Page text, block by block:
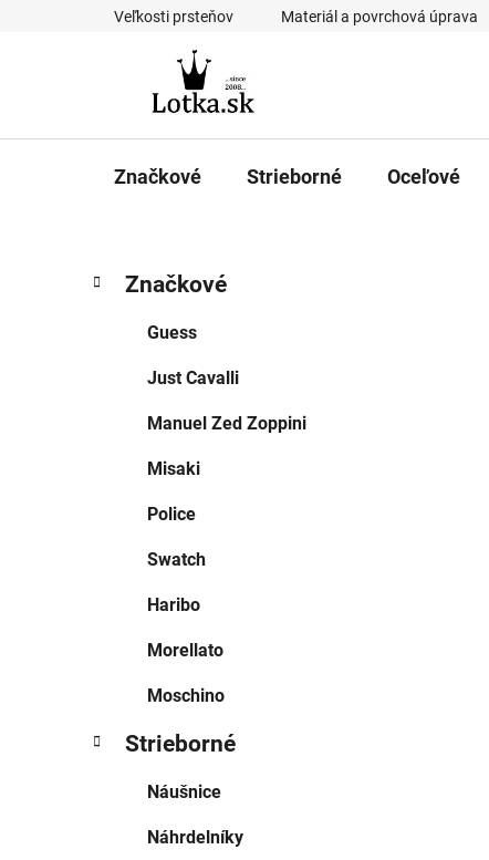
Veľkosti prsteňov Materiál a povrchová úprava
Značkové Strieborné Oceľové
B
kategórie
a
Značkové
Guess
Just Cavalli
Manuel Zed Zoppini
Misaki
Police
Swatch
Haribo
Morellato
Moschino
Strieborné
Náušnice
Náhrdelníky